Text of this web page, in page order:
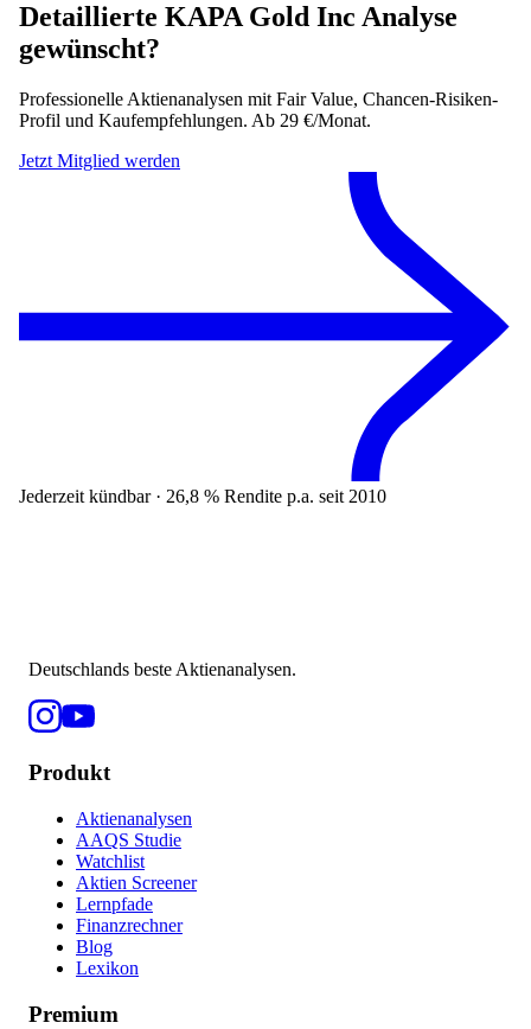
Detaillierte KAPA Gold Inc Analyse
gewünscht?
Professionelle Aktienanalysen mit Fair Value, Chancen-Risiken-
Profil und Kaufempfehlungen. Ab 29 €/Monat.
Jetzt Mitglied werden
Jederzeit kündbar · 26,8 % Rendite p.a. seit 2010
Deutschlands beste Aktienanalysen.
Produkt
Aktienanalysen
AAQS Studie
Watchlist
Aktien Screener
Lernpfade
Finanzrechner
Blog
Lexikon
Premium